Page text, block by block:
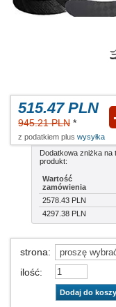
515.47 PLN
945.21 PLN *
z podatkiem plus wysyłka
Dodatkowa zniżka na
produkt:
Wartość
zamówienia
2578.43 PLN
4297.38 PLN
strona:
ilość:
Dodaj do